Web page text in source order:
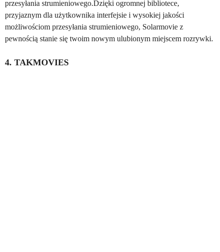
przesyłania strumieniowego.Dzięki ogromnej bibliotece,
przyjaznym dla użytkownika interfejsie i wysokiej jakości
możliwościom przesyłania strumieniowego, Solarmovie z
pewnością stanie się twoim nowym ulubionym miejscem rozrywki.
4. TAKMOVIES